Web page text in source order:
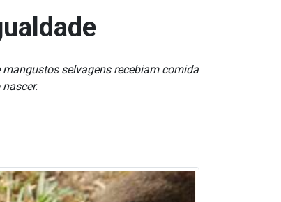
selvagens recebiam comida